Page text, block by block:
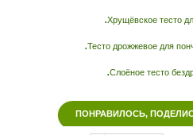
.Хрущёвское тесто
.Тесто дрожжевое для
.Слоёное тесто
ПОНРАВИЛОСЬ,